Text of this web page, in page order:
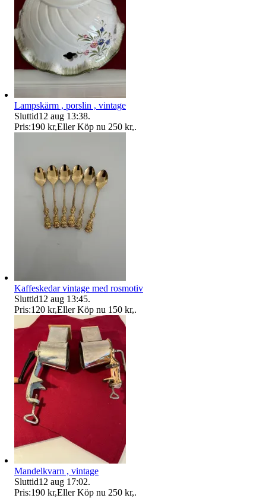
Lampskärm , porslin , vintage
Sluttid12 aug 13:38.
Pris:190 kr,Eller Köp nu 250 kr,.
Kaffeskedar vintage med rosmotiv
Sluttid12 aug 13:45.
Pris:120 kr,Eller Köp nu 150 kr,.
Mandelkvarn , vintage
Sluttid12 aug 17:02.
Pris:190 kr,Eller Köp nu 250 kr,.